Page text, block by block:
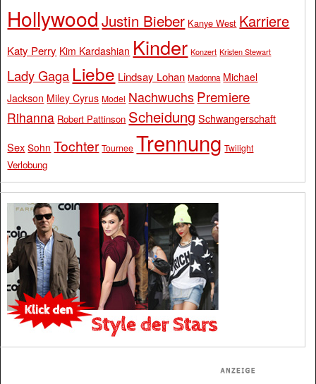
Hollywood Justin Bieber Kanye West Karriere
Katy Perry Kim Kardashian Kinder Konzert Kristen Stewart
Lady Gaga Liebe Lindsay Lohan Madonna Michael
Jackson Miley Cyrus Model Nachwuchs Premiere
Rihanna Robert Pattinson Scheidung Schwangerschaft
Sex Sohn Tochter Tournee Trennung Twilight
Verlobung